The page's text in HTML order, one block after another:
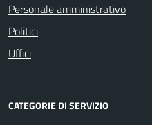
Personale amministrativo
Politici
Uffici
CATEGORIE DI SERVIZIO